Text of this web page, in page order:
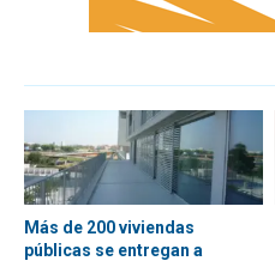
Más de 200 viviendas
públicas se entregan a